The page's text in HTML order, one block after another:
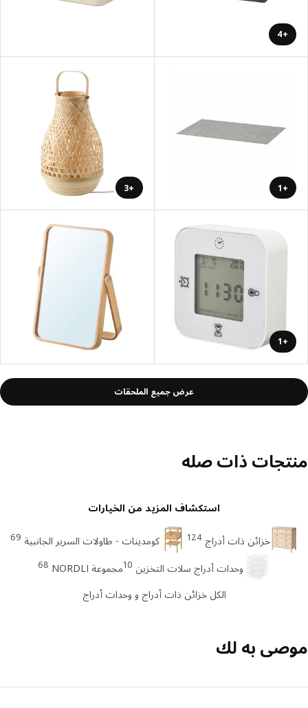
+4
+1
+3
+1
عرض جميع الملحقات
ذات صله
استكشاف المزيد من الخيارات
خزائن ذات أدراج 124 كومدينات - طاولات السرير الجانبية 69
وحدات أدراج سلات التخزين 10مجموعة NORDLI 68
الكل خزائن ذات أدراج و وحدات أدراج
به لك